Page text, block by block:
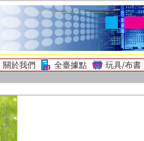
關於我們 全臺據點 玩具/布書